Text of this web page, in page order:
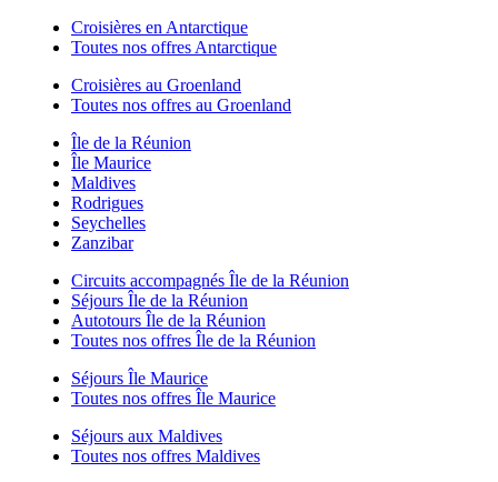
Croisières en Antarctique
Toutes nos offres Antarctique
Croisières au Groenland
Toutes nos offres au Groenland
Île de la Réunion
Île Maurice
Maldives
Rodrigues
Seychelles
Zanzibar
Circuits accompagnés Île de la Réunion
Séjours Île de la Réunion
Autotours Île de la Réunion
Toutes nos offres Île de la Réunion
Séjours Île Maurice
Toutes nos offres Île Maurice
Séjours aux Maldives
Toutes nos offres Maldives